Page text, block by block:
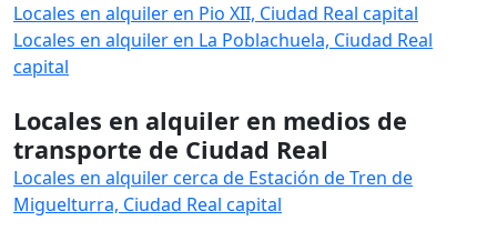
Locales en alquiler en Pio XII, Ciudad Real capital
Locales en alquiler en La Poblachuela, Ciudad Real
capital
Locales en alquiler en medios de
transporte de Ciudad Real
Locales en alquiler cerca de Estación de Tren de
Miguelturra, Ciudad Real capital